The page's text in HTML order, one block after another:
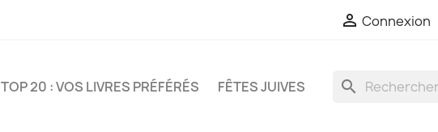
 Connexion
TOP 20 : VOS LIVRES PRÉFÉRÉS FÊTES JUIVES search